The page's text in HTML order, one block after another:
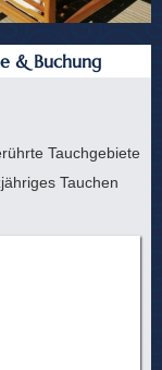
& Buchung
Tauchgebiete
Tauchen